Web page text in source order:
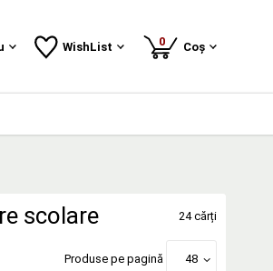
WishList 0produse
Coș
scolare 24 cărți
Produse pe pagină 48